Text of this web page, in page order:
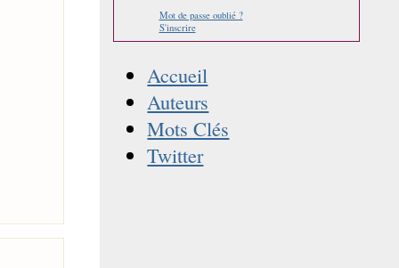
Mot de passe oublié ?
S'inscrire
Accueil
Auteurs
Mots Clés
Twitter